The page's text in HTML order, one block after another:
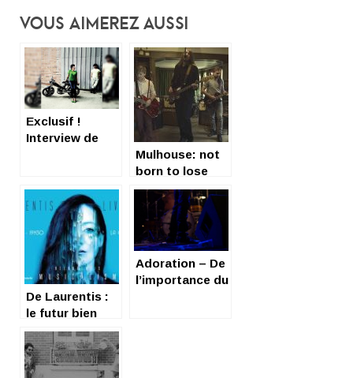
Vous Aimerez Aussi
Exclusif !
Interview de
Mulhouse: not
born to lose
De Laurentis :
le futur bien
composé
Adoration – De
l’importance du